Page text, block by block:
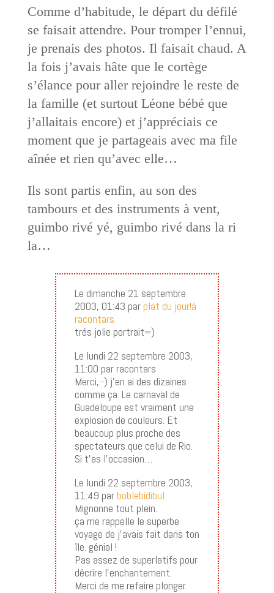
Comme d’habitude, le départ du défilé
se faisait attendre. Pour tromper l’ennui,
je prenais des photos. Il faisait chaud. A
la fois j’avais hâte que le cortège
s’élance pour aller rejoindre le reste de
la famille (et surtout Léone bébé que
j’allaitais encore) et j’appréciais ce
moment que je partageais avec ma file
aînée et rien qu’avec elle…
Ils sont partis enfin, au son des
tambours et des instruments à vent,
guimbo rivé yé, guimbo rivé dans la ri
la…
Le dimanche 21 septembre
2003, 01:43 parplat du jour!à
racontars
trés jolie portrait=)
Le lundi 22 septembre 2003,
11:00 par racontars
Merci,:-) j’en ai des dizaines
comme ça. Le carnaval de
Guadeloupe est vraiment une
explosion de couleurs. Et
beaucoup plus proche des
spectateurs que celui de Rio.
Si t’as l’occasion…
Le lundi 22 septembre 2003,
11:49 parboblebidibul
Mignonne tout plein.
ça me rappelle le superbe
voyage de j’avais fait dans ton
île. génial !
Pas assez de superlatifs pour
décrire l’enchantement.
Merci de me refaire plonger.